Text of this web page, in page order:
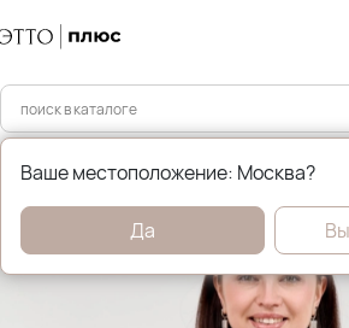
Главная Уценка %
Ваше местоположение: Москва?
Да